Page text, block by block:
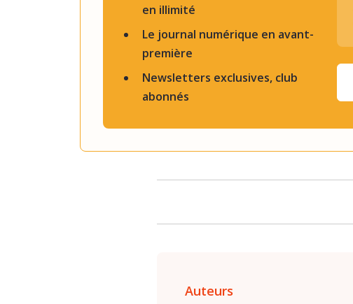
en illimité
Le journal numérique en avant-
première
Newsletters exclusives, club
abonnés
Auteurs